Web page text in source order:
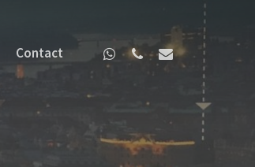
Contact